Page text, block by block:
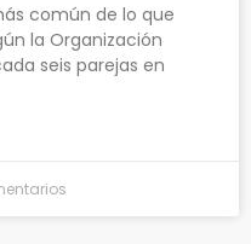
común de lo que
la Organización
seis parejas en